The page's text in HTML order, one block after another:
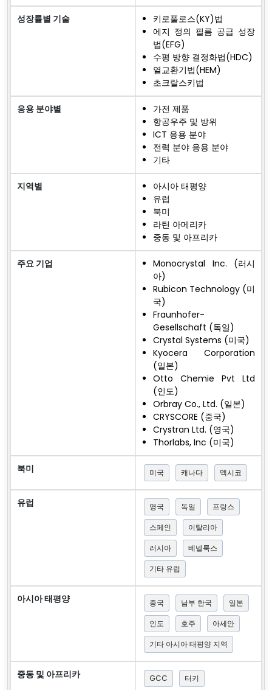
성장률별 기술
키로풀로스(KY)법
에지 정의 필름 공급 성장
법(EFG)
수평 방향 결정화법(HDC)
열교환기법(HEM)
초크랄스키법
응용 분야별
가전 제품
항공우주 및 방위
ICT 응용 분야
전력 분야 응용 분야
기타
지역별
아시아 태평양
유럽
북미
라틴 아메리카
중동 및 아프리카
주요 기업
Monocrystal Inc. (러시
아)
Rubicon Technology (미
국)
Fraunhofer-
Gesellschaft (독일)
Crystal Systems (미국)
Kyocera Corporation
(일본)
Otto Chemie Pvt Ltd
(인도)
Orbray Co., Ltd. (일본)
CRYSCORE (중국)
Crystran Ltd. (영국)
Thorlabs, Inc (미국)
북미 미국 캐나다 멕시코
유럽 영국 독일
프랑스
스페인
이탈리아
러시아
베넬룩스
기타 유럽
아시아 태평양 중국 남부 한국
일본
인도
호주
아세안
기타 아시아 태평양 지역
중동 및 아프리카 GCC 터키